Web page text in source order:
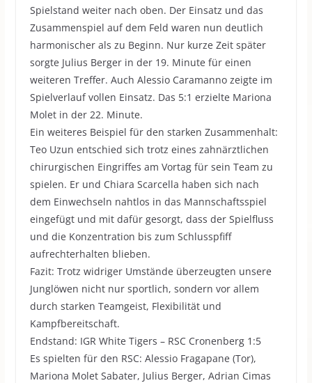
Spielstand weiter nach oben. Der Einsatz und das
Zusammenspiel auf dem Feld waren nun deutlich
harmonischer als zu Beginn. Nur kurze Zeit später
sorgte Julius Berger in der 19. Minute für einen
weiteren Treffer. Auch Alessio Caramanno zeigte im
Spielverlauf vollen Einsatz. Das 5:1 erzielte Mariona
Molet in der 22. Minute.
Ein weiteres Beispiel für den starken Zusammenhalt:
Teo Uzun entschied sich trotz eines zahnärztlichen
chirurgischen Eingriffes am Vortag für sein Team zu
spielen. Er und Chiara Scarcella haben sich nach
dem Einwechseln nahtlos in das Mannschaftsspiel
eingefügt und mit dafür gesorgt, dass der Spielfluss
und die Konzentration bis zum Schlusspfiff
aufrechterhalten blieben.
Fazit: Trotz widriger Umstände überzeugten unsere
Junglöwen nicht nur sportlich, sondern vor allem
durch starken Teamgeist, Flexibilität und
Kampfbereitschaft.
Endstand: IGR White Tigers – RSC Cronenberg 1:5
Es spielten für den RSC: Alessio Fragapane (Tor),
Mariona Molet Sabater, Julius Berger, Adrian Cimas